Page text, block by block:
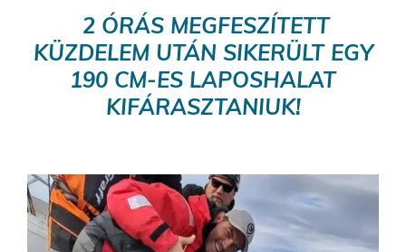
2 ÓRÁS MEGFESZÍTETT
KÜZDELEM UTÁN SIKERÜLT EGY
190 CM-ES LAPOSHALAT
KIFÁRASZTANIUK!